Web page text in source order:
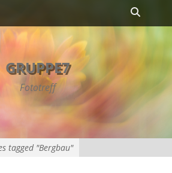
GRUPPE7
Fototreff
tagged "Bergbau"